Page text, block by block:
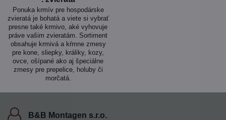
Ponuka krmív pre hospodárske
zvieratá je bohatá a viete si vybrať
presne také krmivo, aké vyhovuje
práve vašim zvieratám. Sortiment
obsahuje krmivá a kŕmne zmesy
pre kone, sliepky, králiky, kozy,
ovce, ošípané ako aj špeciálne
zmesy pre prepelice, holuby či
morčatá.
B&B Montagen s​.r​.o​.